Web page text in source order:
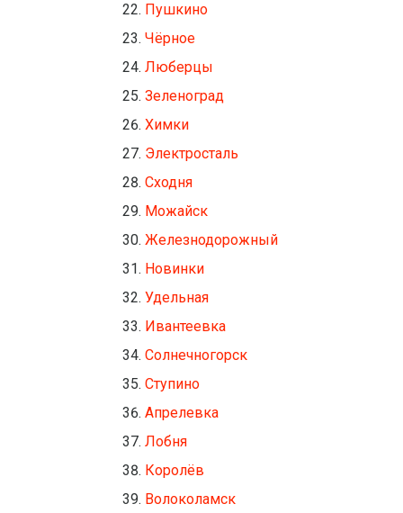
Пушкино
Чёрное
Люберцы
Зеленоград
Химки
Электросталь
Сходня
Можайск
Железнодорожный
Новинки
Удельная
Ивантеевка
Солнечногорск
Ступино
Апрелевка
Лобня
Королёв
Волоколамск